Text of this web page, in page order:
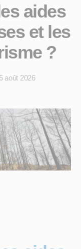
aides
et les
?
5 août 2026